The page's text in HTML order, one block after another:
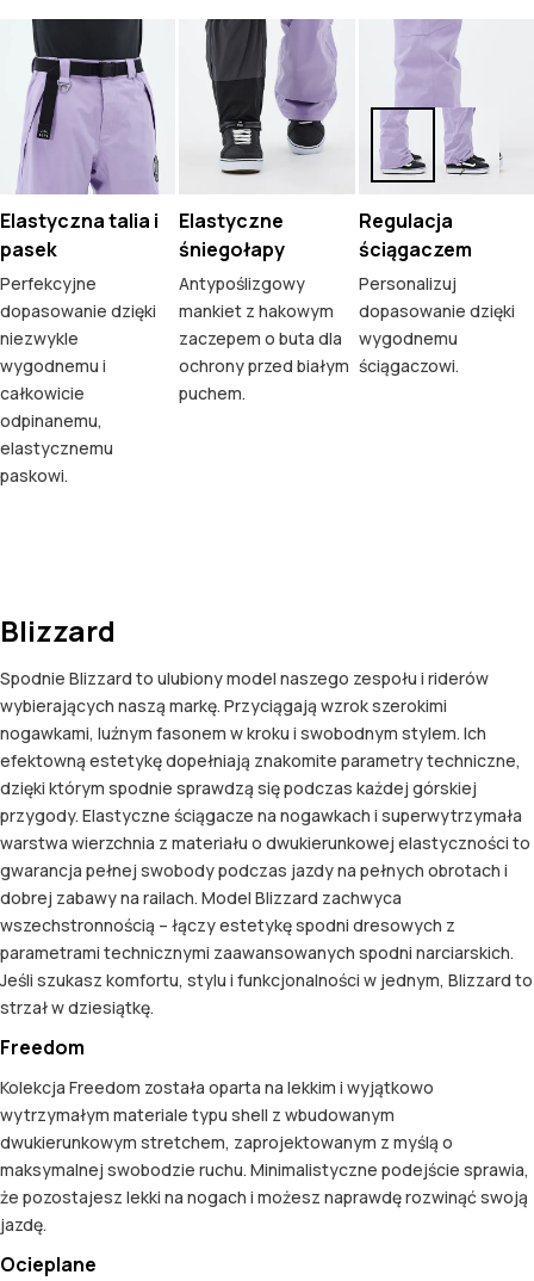
Elastyczna talia i
pasek
Perfekcyjne
dopasowanie dzięki
niezwykle
wygodnemu i
całkowicie
odpinanemu,
elastycznemu
paskowi.
Elastyczne
śniegołapy
Antypoślizgowy
mankiet z hakowym
zaczepem o buta dla
ochrony przed białym
puchem.
Regulacja
ściągaczem
Personalizuj
dopasowanie dzięki
wygodnemu
ściągaczowi.
Blizzard
Spodnie Blizzard to ulubiony model naszego zespołu i riderów
wybierających naszą markę. Przyciągają wzrok szerokimi
nogawkami, luźnym fasonem w kroku i swobodnym stylem. Ich
efektowną estetykę dopełniają znakomite parametry techniczne,
dzięki którym spodnie sprawdzą się podczas każdej górskiej
przygody. Elastyczne ściągacze na nogawkach i superwytrzymała
warstwa wierzchnia z materiału o dwukierunkowej elastyczności to
gwarancja pełnej swobody podczas jazdy na pełnych obrotach i
dobrej zabawy na railach. Model Blizzard zachwyca
wszechstronnością – łączy estetykę spodni dresowych z
parametrami technicznymi zaawansowanych spodni narciarskich.
Jeśli szukasz komfortu, stylu i funkcjonalności w jednym, Blizzard to
strzał w dziesiątkę.
Freedom
Kolekcja Freedom została oparta na lekkim i wyjątkowo
wytrzymałym materiale typu shell z wbudowanym
dwukierunkowym stretchem, zaprojektowanym z myślą o
maksymalnej swobodzie ruchu. Minimalistyczne podejście sprawia,
że pozostajesz lekki na nogach i możesz naprawdę rozwinąć swoją
jazdę.
Ocieplane